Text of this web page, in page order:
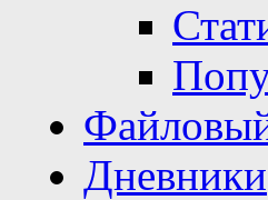
Дневники